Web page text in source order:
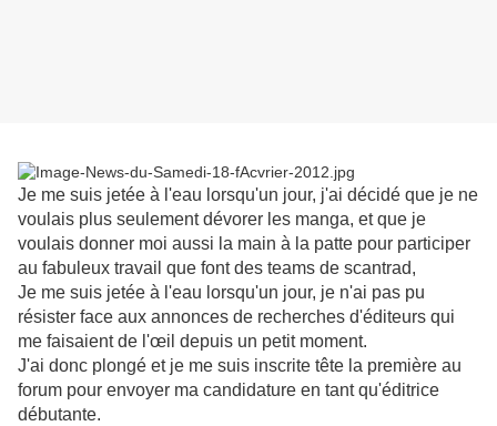
Je me suis jetée à l'eau lorsqu'un jour, j'ai décidé que je ne
voulais plus seulement dévorer les manga, et que je
voulais donner moi aussi la main à la patte pour participer
au fabuleux travail que font des teams de scantrad,
Je me suis jetée à l'eau lorsqu'un jour, je n'ai pas pu
résister face aux annonces de recherches d'éditeurs qui
me faisaient de l'œil depuis un petit moment.
J'ai donc plongé et je me suis inscrite tête la première au
forum pour envoyer ma candidature en tant qu'éditrice
débutante.